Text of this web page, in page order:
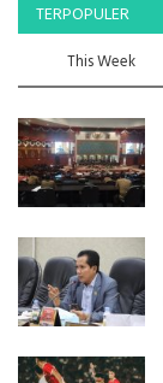
TERPOPULER
This Week